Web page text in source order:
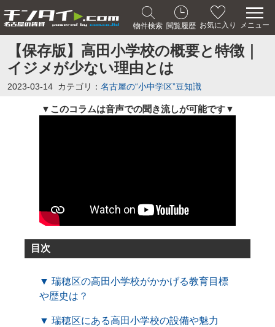
物件検索 閲覧履歴 お気に入り メニュー
【保存版】高田小学校の概要と特徴｜
イジメが少ない理由とは
2023-03-14 カテゴリ： 名古屋の“小中学区”豆知識
▼ このコラムは音声での聞き流しが可能です▼
目次
▼ 瑞穂区の高田小学校がかかげる教育目標
や歴史は？
▼ 瑞穂区にある高田小学校の設備や魅力